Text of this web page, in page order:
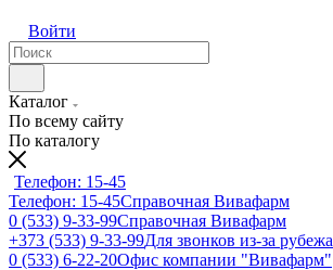
Войти
Каталог
По всему сайту
По каталогу
Телефон: 15-45
Телефон: 15-45Справочная Вивафарм
0 (533) 9-33-99Справочная Вивафарм
+373 (533) 9-33-99Для звонков из-за рубежа
0 (533) 6-22-20Офис компании "Вивафарм"